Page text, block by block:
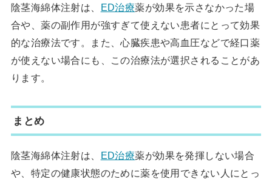
陰茎海綿体注射は、 ED治療薬が効果を示さなかった場
合や、薬の副作用が強すぎて使えない患者にとって効果
的な治療法です。また、心臓疾患や高血圧などで経口薬
が使えない場合にも、この治療法が選択されることがあ
ります。
まとめ
陰茎海綿体注射は、 ED治療薬が効果を発揮しない場合
や、特定の健康状態のために薬を使用できない人にとっ